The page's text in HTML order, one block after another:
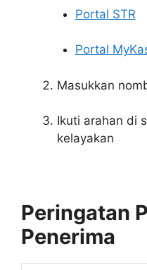
Portal STR
Portal
Masukkan
Ikuti arahan di
kelayakan
Peringatan
Penerima